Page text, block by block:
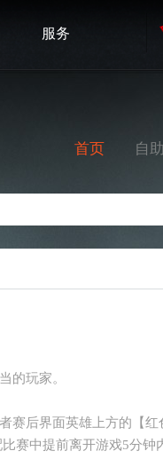
服务
首页 自
的玩家。
赛后界面英雄上方的【
赛中提前离开游戏5分钟